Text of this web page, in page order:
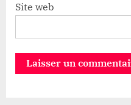
Site web